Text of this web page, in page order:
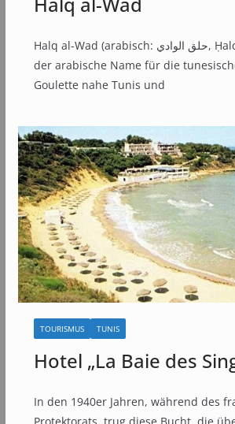
Halq al-Wad (arabisch: حلق الوادي, Ḥalq al-Wādī) ist
der arabische Name für die
Goulette nahe Tunis und
TOURISMUS TUNIS
Hotel „La Baie des
In den 1940er Jahren, während des
Protektorats, trug diese Bucht, die